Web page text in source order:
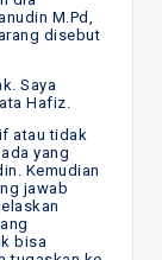
M.Pd,
disebut
Saya
Hafiz.
atau tidak
yang
Kemudian
jawab
bisa